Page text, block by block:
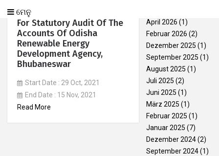
ମେନୁ
ଏବଂ
ଇଭେଣ୍ଟସ୍
କରନ୍ତୁ
For Engagement As Auditor
For Statutory Audit Of The
Accounts Of Odisha
Renewable Energy
Development Agency,
Bhubaneswar
Start Date : 29 Oct, 2021
End Date : 15 Nov, 2021
Read More
April 2026 (1)
Februar 2026 (2)
Dezember 2025 (1)
September 2025 (1)
August 2025 (1)
Juli 2025 (2)
Juni 2025 (1)
März 2025 (1)
Februar 2025 (1)
Januar 2025 (7)
Dezember 2024(2)
September 2024(1)